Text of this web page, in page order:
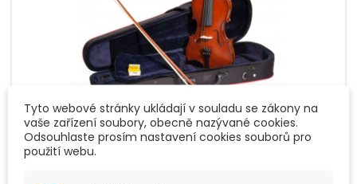
ZNAČKA:HIDERSINE
HIDERSINE 3176E HOUSLOVÝ SET INIZIO 1/8
Tyto webové stránky ukládají v souladu se zákony na
vaše zařízení soubory, obecně nazývané cookies.
Odsouhlaste prosím nastavení cookies souborů pro
použití webu.